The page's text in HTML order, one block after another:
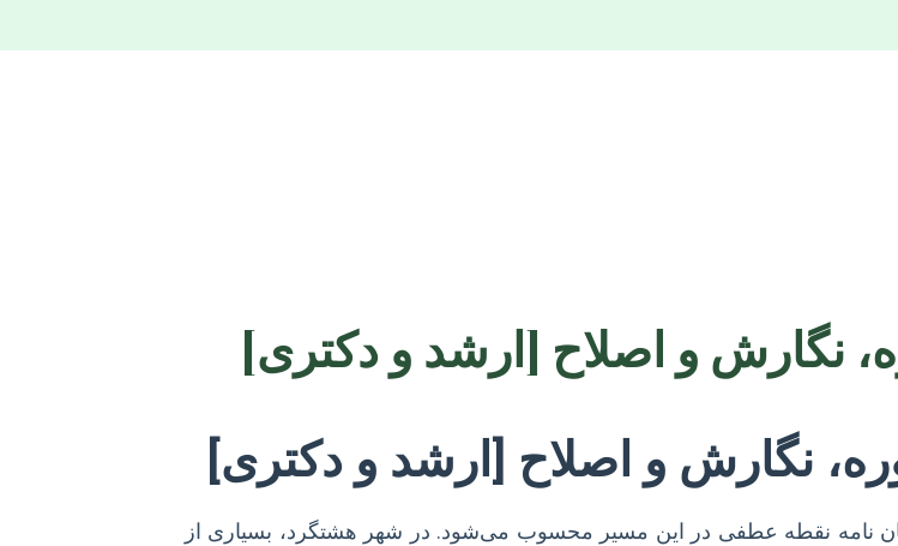
نگارش و اصلاح [ارشد و دکتری]
نگارش و اصلاح [ارشد و دکتری]
نامه نقطه عطفی در این مسیر محسوب می‌شود. در شهر هشتگرد، بسیاری از